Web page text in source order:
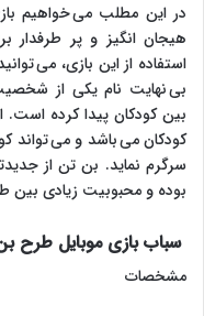
در این مطلب می خواهیم
هیجان انگیز و پر طرفدار
استفاده از این بازی، می
بی نهایت نام یکی از
بین کودکان پیدا کرده است.
کودکان می باشد و می تواند
سرگرم نماید. بن تن از
بوده و محبوبیت زیادی بین
سباب بازی موبایل طرح
مشخصات